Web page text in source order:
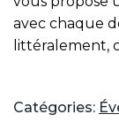
avec chaque
littéralement,
Catégories: